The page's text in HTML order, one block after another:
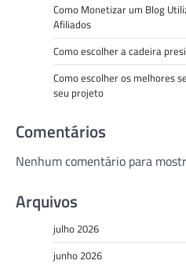
Como Monetizar um Blog
Afiliados
Como escolher a cadeira
Como escolher os melhores
seu projeto
Comentários
Nenhum comentário para
Arquivos
julho 2026
junho 2026